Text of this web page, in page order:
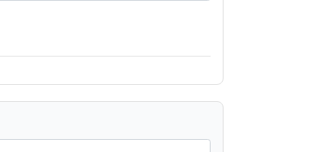
dễ dàng hòa hợp với nhiều không